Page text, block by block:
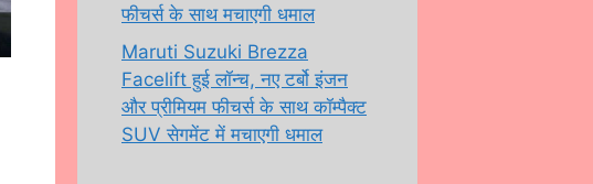
फीचर्स के साथ मचाएगी धमाल
Maruti Suzuki Brezza
Facelift हुई लॉन्च, नए टर्बो इंजन
और प्रीमियम फीचर्स के साथ कॉम्पैक्ट
SUV सेगमेंट में मचाएगी धमाल